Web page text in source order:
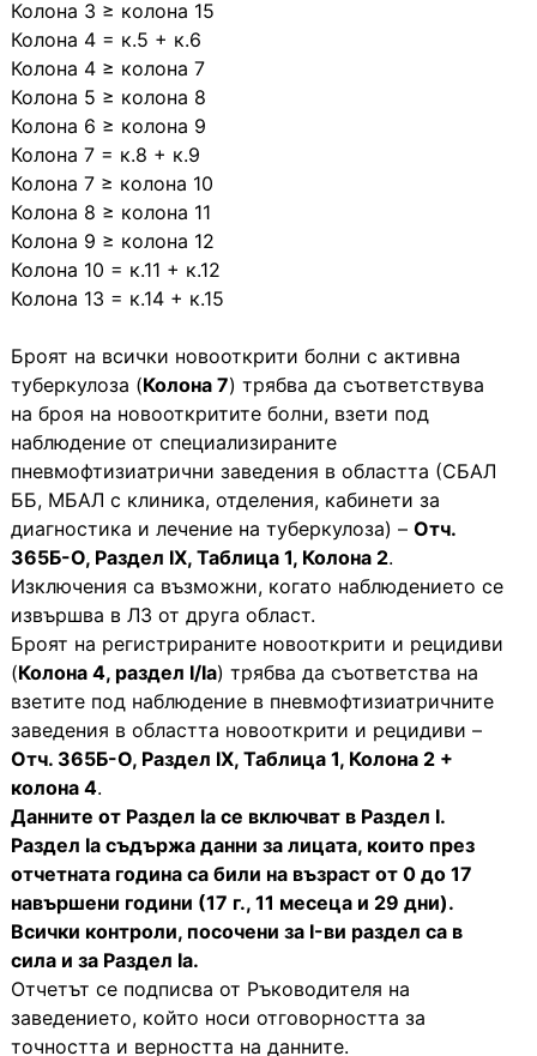
Колона 3 ≥ колона 15
Колона 4 = к.5 + к.6
Колона 4 ≥ колона 7
Колона 5 ≥ колона 8
Колона 6 ≥ колона 9
Колона 7 = к.8 + к.9
Колона 7 ≥ колона 10
Колона 8 ≥ колона 11
Колона 9 ≥ колона 12
Колона 10 = к.11 + к.12
Колона 13 = к.14 + к.15
Броят на всички новооткрити болни с активна
туберкулоза (Колона 7) трябва да съответствува
на броя на новооткритите болни, взети под
наблюдение от специализираните
пневмофтизиатрични заведения в областта (СБАЛ
ББ, МБАЛ с клиника, отделения, кабинети за
диагностика и лечение на туберкулоза) – Отч.
365Б-О, Раздел ІХ, Таблица 1, Колона 2.
Изключения са възможни, когато наблюдението се
извършва в ЛЗ от друга област.
Броят на регистрираните новооткрити и рецидиви
(Колона 4, раздел І/Іа) трябва да съответства на
взетите под наблюдение в пневмофтизиатричните
заведения в областта новооткрити и рецидиви –
Отч. 365Б-О, Раздел ІХ, Таблица 1, Колона 2 +
колона 4.
Данните от Раздел Іа се включват в Раздел І.
Раздел Іа съдържа данни за лицата, които през
отчетната година са били на възраст от 0 до 17
навършени години (17 г., 11 месеца и 29 дни).
Всички контроли, посочени за I-ви раздел са в
сила и за Раздел Іа.
Отчетът се подписва от Ръководителя на
заведението, който носи отговорността за
точността и верността на данните.